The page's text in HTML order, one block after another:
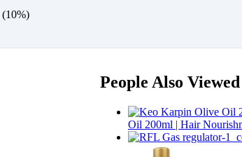
(10%)
People Also Viewed
Oil 200ml | Hair